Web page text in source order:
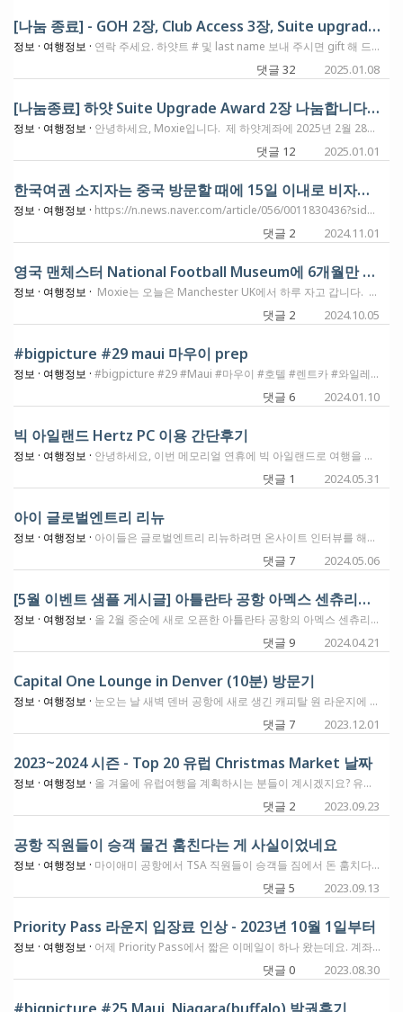
[나눔 종료] - GOH 2장, Club Access 3장, Suite upgrade 3장 - 마카다 2025년 2월28일 만료
정보 · 여행정보 · 연락 주세요. 하얏트 # 및 last name 보내 주시면 gift 해 드리겠습니다. 감사합니다. UPDATE - (AS OF 1/11/25) SUITE UPGRADE AWARD 나눔 완료 GUEST OF HONOR 나눔 완료 CLUB ACCESS 3 장 나눔 가능합니다.
댓글 32 2025.01.08
[나눔종료] 하얏 Suite Upgrade Award 2장 나눔합니다 - 2025년 2월 28일까지
정보 · 여행정보 · 안녕하세요, Moxie입니다. 제 하얏계좌에 2025년 2월 28일까지 사용 가능한 Suite Upgrade Award가 2장이 있습니다. 필요하신분 두분께 선착순으로 보내 드리겠습니다. 댓글로 먼저 필요하시다고 알려주시고, 저에게 쪽지로 WOH 회원번호와 Last Name 알려주시면 되겠습니다. 이렇게 받으시는 업글권으로 다녀오셔서 어떤 스윗으로 업그레이드가 되셨는지 사진도 좀 보여주시고요. 감사합니다.
댓글 12 2025.01.01
한국여권 소지자는 중국 방문할 때에 15일 이내로 비자가 면제된다고 합니다
정보 · 여행정보 · https://n.news.naver.com/article/056/0011830436?sid=104 안녕하세요, 해당되는 분이 계실런지 모르겠지만 중국을 15일 이내 방문한다면 11월 8일부터 내년 12월 31일까지 무비자로 방문이 가능하다고 합니다. 이렇게되면 일본처럼 코로나19 격리해제 이후 항공권이나 숙박비가 인상될 가능성이 있다고 생각합니다.
댓글 2 2024.11.01
영국 맨체스터 National Football Museum에 6개월만 전시중인 Park Avenue (박지성 전시관)
정보 · 여행정보 · Moxie는 오늘은 Manchester UK에서 하루 자고 갑니다. 어제 에딘버러에서 기차타고 맨체스터로 왔고요. 오전 도착으로 계획했기에 오후에 재미있는 몇곳을 다녀볼 수 있었습니다. National Football Museum에 다녀왔는데요. 전세계 축구, 영국 축구의 역사를 잘 볼 수 있었던 경험이였어요. 잘 보고 있다가 3층에있는 특볋 전시관에 가봤는데, 눈에 익은 반가운 얼굴이 있어서 사진 많이 찍어왔습니다. (전체사진은 여행기에서 보시기로 하고요) 매 6개월마다 주제가 바뀌는 3층 전시관에 오는 12월말까지 박지성 특별로 Park Avenue를 만들어 놨습니다. 박지성에 대한 몇가지가 있어요. Fried Chicken은 어쩔... ㅎㅎ 왜 박 삶 이라고 하는지는 솔직히 모르겠는데요. 영국사람들의 축구사랑과 그 한복판에서 활약했던 박지성선수의 명성을 볼 수 있던 좋은 경험이였다고 생각해요. 입장료가 16파운드 ($20)인데... 처음엔 좀 비싸구나 했다가, 꽤 많은것을 볼 수 있었던 곳이여서 가치를 했다고나 할까요? 참, 이렇게 구매하는 16파운드 입장료는 구매일로부터 12개월동안 재사용 가능하다고 합니다. 이게 양도가 되는지는 모르겠는데, 이메일과 이름 알고 있고 QR코드로 티켓이 있으니까.. 어쩌면 양도도 가능하겠다는 생각을 해 봅니다. ㅎ 전체적인 박물관의 모습은 돌아가서 여행 후기에서 보실수 있게 정리할게요. 오늘 오후에는 런던으로 기차이동을 할 예정입니다.
댓글 2 2024.10.05
#bigpicture #29 maui 마우이 prep
정보 · 여행정보 · #bigpicture #29 #Maui #마우이 #호텔 #렌트카 #와일레아 #안다즈 #하얏리젠시 이미 작년 가을에, 올해 24년 여름 마우이행 티켓을 미리 준비했습니다. 아래 글 보시면 간략한 항공권 발권 후기를 올려두었습니다. #bigpicture #25 Maui, Niagara(buffalo) 발권후기 뭐 벌써 부터 준비하느냐고 호들갑이냐라고 하시는분도 있겠지만, 제가 있는 중부에서는 정말 표구하기가 어렵습니다. 특히 직항표는요. 저희 가족은 이제 직항이 아니면 안가려고 합니다. 마일 보너스 P1이신분들은 이해 하실 겁니다. 환승표는 나중에 환승 스트레스가 장난아니죠. (이만 고생한 티는 그만내고요~) 여행의 3박자는, 항공권-호텔-현지교통(렌트카) 라고 봅니다. 사실상 여행예산의 60-70%를 차지하구요. 저희 플막 멤버들은 돈내고 안다니니, 큰 의미가 없겠네요. '여행은 돈내고 하는게 아니죠'~ 포인트 마일 크레딧으로 하셔야 합니다. 패러다임 변화가 있어야죠~ 지난번에 마우이행 항공권 해결을 했구요. 그 다음에 저는 보통 호텔을 예약합니다. 작년 여름에 Bilt로 글로벌달고, UR대란때 포인트 끌어모아서, 하얏을 준비했습니다. 일단 호텔을 리서치 해보시면 알게지만, 화재가 난 라하이나 지역에 하얏리젠시 Hyatt Regency Maui가 있고요, 와일레아에 안다즈 Andaz Maui 가 있습니다. 예약하려 하는데, 둘다 standard rate 이 안보입니다. 묻고 찾아서 해결 했습니다. 최소 3박 예약을 해야 저렴이 방이 나옵니다 ㅠ pts와 revenue 스플릿 페이로 예약하면, 예약 가능하구요. Chat으로 나머지 안쓰는 날을 날리면 deposit까지 깔끔하게, 포인트숙박으로 예약이 됩니다. ㅠ 가족들에게 공청회를 합니다. 한호텔에서 다 지낼건지, 여기저기 다른 호텔 가볼건지. 이제 다들 경험이 있어서, 여러개를 가보고 싶어하네요. 그래서 그랜드 와일레아 (힐튼) Grand Wailea 도 예약합니다. 제 숙박권은 일단 한장^^ 하루만 잡고, 나머지 하루는 가족 숙박권을 씁니다. (얼마전에 힐튼 타인숙박권 쓰는법 참고하세요~) #bigtips #2 힐튼 숙박권 3자 예약/투숙 하루는 왈도프(그랜드와일레아)와 안다즈 숙박이 겹칩니다. ㅋ 아침은 안다즈 가서 먹고, 왈도프에서 물놀이 하려고 합니다. 이제 마지막 현지교통입니다. 생각보다 공항에서 호텔까지 머네요. 우버타고 다닐까 하다가 렌트카 예약들어갑니다. 보통 리저브로 50% 포인트 차감더해서 (실제로 33%할인) 예약을 했습니다. 그사이에 VentureX 카드가 하나더 열렸습니다. 오예~ 포인트 예약 취소하고 (취소 수수료 없죠~) 다시 ventureX 크레딧으로 예약합니다. (여행은 돈주고 하는게 아닙니다~) 사진도 없고 큰 감동이 없는 글이지만 잘 봐주셔서 감사합니다. 다녀오면 사진으로 감동 드리겠습니다. 이상 빅픽처~
댓글 6 2024.01.10
빅 아일랜드 Hertz PC 이용 간단후기
정보 · 여행정보 · 안녕하세요, 이번 메모리얼 연휴에 빅 아일랜드로 여행을 다녀았습니다. AMEX 플랫으로 Hertz PC 가 있어서 차를 예약하고 갔는데요 앞서 다녀오신 분들 후기를 보면, 여기 Hertz는 작아서 PC 혜택이 없다고 하시더라구요 그래서 아무 기대없이 그냥 갔는데 차에서 내리니 PC 리스트를 게시판에 적어놓고 거기에 자기 이름이 있으면 거기 써 있는대로 그냥 가서 차를 골라가면 된다고 하더라구요 저도 제 이름이 있어서 그 중에 맘에 드는 SUV를 골라서 나왔습니다. 그럴 줄 알았으면 예약을 Intermediate 으로 하는 것인데, PC 도 차를 못 고른다기에 SUV로 예약했는데 조금 아쉽더라구요. 앞으로 빅 아일랜드 Hertz 가시는 경우 PC 이시면 참고하시라고 알려드립니다. 이상 간단 정보였습니다.....^^
댓글 1 2024.05.31
아이 글로벌엔트리 리뉴
정보 · 여행정보 · 아이들은 글로벌엔트리 리뉴하려면 온사이트 인터뷰를 해야만 하는데요. 인터뷰 예약 한번 취소하고 나니 인터뷰 가능한 날이 볼때마다 없더라고요. 까맣게 잊고 있었는데 갑자기 자동으로 리뉴되었다는 이메일이 왔습니다. 이게 왠 횡재인지... ㅋㅋㅋ
댓글 7 2024.05.06
[5월 이벤트 샘플 게시글] 아틀란타 공항 아멕스 센츄리온 라운지 위스키바 (Whisky Bar)
정보 · 여행정보 · 올 2월 중순에 새로 오픈한 아틀란타 공항의 아멕스 센츄리온 라운지를 3월에 다녀와서 리뷰를 남긴적이 있습니다. 첫방문시에는 시간이 넉넉하지 않아서, 이곳에 잘 만들어 놓은 위스키바의 정체를 잘 모르고 그냥 나왔어야 했는데요. 그 다음주에 가서 제대로 한번 즐기고 왔기에 업데이트 합니다. 라운지에 메인 Bar와는 다른곳에 이런 사인이 있고요. 이렇게 약간은 약식의 미니바가 있습니다. 여기가 위스키바예요. 위스키의 메뉴가 따로 있기는 한데, 그때그때 바텐더가 그날 가능한 메뉴에 없는것도 추천을 해주는것 같습니다. 제가 두번째 방문해서 추천받은것은 Aberfeldy Single Malt 12년산 아주 맛있습니다. 이날은 이곳을 꼭 가서 즐겨보려고, 비행기 출발시간 3시간전에 라운지에 딱 맞춰 들어갔어요. 초저녁 비행이라서 준비되는 음식도 지난번 아침비행과는 달랐고요. 상당히 맛이 좋았습니다. 일단 위에 보신 12년산은 제가 다 비웠고요. ㅎ 호기심에 바텐더에게 이 바에서 가장 비싼 위스키가 어떤것이냐고 물었더니 이것을 보여줍니다. 검색으로는 한병에 $130~$200 정도 하는것으로 나와요. 아멕스 플래티넘 카드로는 안되고, 센츄리온 카드가 있어야 무료로 마실수 있다고 하네요. 이곳에는 이렇게 훌륭한 위스키바가 준비되어 있으니, 아틀란타 공항에서 출발하시거나, 거쳐 가시는 여행객들께서는 시간 넉넉히 두시고 가보세요. (언제 환승을 하면서 가봐야겠어요. ㅋ) 아래 포스팅에 Whisky Bar 내용을 업데이트 해 놨습니다. https://flywithmoxie.com/the-centurion-lounge-review-hartsfield-jackson-atlanta-international-airport-atl/ JFK 센츄리온 라운지에는 1850 Bar가 있어서 그들만의 에스프레소 마티니를 즐길수 있지만, ATL 센츄리온 라운지에는 이렇게 멋진 위스키바가 생겨났습니다. (제가 위스키를 좀 좋아하긴 하는데요. 그래서 지난 한국 방문시에 갔던곳이 있습니다. 아직 그당시 한국 방문에 다녀왔던곳들을 정리하지 못했는데, 언젠가 그 포스팅이 준비될때, 거기에서 보여드릴게요.) 리퍼럴 링크: 체이스 사파이어 프리퍼드 카드
댓글 9 2024.04.21
Capital One Lounge in Denver (10분) 방문기
정보 · 여행정보 · 눈오는 날 새벽 덴버 공항에 새로 생긴 캐피탈 원 라운지에 들러봤습니다. 시간이 없어 10분밖에 못 머물러서 내용이 부실한 점 양해바랍니다 ㅠㅠ 오전 5시부터 문을 여는데, 미국답게 정시에 열지않고 5분쯤 지나서야 열더군요. Concourse A의 메자닌 레벨에 위치하고 있습니다. 사진에서 보시는 바와 같이 사람들이 줄지어서 기다리고 있는데, 에스컬레이터 아래에서 대기하게 하고 한 팀씩 위로 올려보내서 체크인을 했습니다. 위쪽에 줄 서 있을 공간이 부족해서 그런 모양인데, 한 팀 체크인 하고 아래에서 다음 팀 올려보내고...... 하니까 시간이 지체되어 5시 25분부터 보딩인 제 입장에선 급한 마음에 짜증이 좀 났습니다. 저희 차례가 되어 와이프의 벤쳐엑스 카드와 보딩패스를 보여주고서 입장했습니다. 오픈한지 며칠 안된 새 라운지답게 페인트 냄새 같은 게 좀 납니다. 물, 콜라 등등 음료수 나오는 기계입니다. 급하게 찍느라 사진이 흔들렸네요. 맥주와 각종 칵테일을 만들어주는 바도 있습니다. 음식 사진 나갑니다. 테이블당 간격도 넉넉합니다. 이용객이 많지 않아서 여유로운 편이었고 음식도 센추리온 보다 낫다고 여겨졌습니다. 샤워실도 있지만 이용은 못 해봤습니다. 다만 화장실이 모두 유니섹스용이어서 불편해하는 사람들도 있는 것 같았습니다. 좀더 둘러보고 싶었지만 시간 관계상 나와야 했고, 다음 번에 제대로 라운지를 즐겨야겠다고 생각했습니다. 센추리온 라운지만큼 훌륭한 라운지가 하나 더 생겨서 기쁜 마음에 간략하게나마 적어봤습니다.
댓글 7 2023.12.01
2023~2024 시즌 - Top 20 유럽 Christmas Market 날짜
정보 · 여행정보 · 올 겨울에 유럽여행을 계획하시는 분들이 계시겠지요? 유럽의 각 도시에는 그들만의 Christmas Market을 여는데요. 각 마켓마다 독특한 특징이 있기도 할텐데요. 오늘 여행정보는, 2023~2024년 유럽 여행지의 Top 20 Christmas Market을 여는 날짜를 나눠보도록 하겠습니다. City, Country Dates 1 Copenhagen, Denmark 11/17~12/31 2 Prague, Czech Republic 12/3~1/6 3 Edinburg, Scotland 11/17~1/6 4 Vienna, Austria 11/11~12/26 5 Budapest, Hungary 11/18~1/1 6 Tallinn, Estonia 12/1~1/7 7 Berlin, Germany 11/20~1/1 8 Krakow, Poland 11/24~12/26 9 Brussels, Belgium 11/24~12/31 10 Dusseldorf, Germany 11/23~12/30 11 Basel, Switzerland 11/23~12/23 12 Malaga, Spain 11/25~1/6 13 Zagreb, Croatia 12/2~1/7 14 Munich, Germany 11/27~12/24 15 Paris, France 11/24~12/24 16 Cologne, Germany 11/23~12/23 17 Rome, Italy 12/8~1/6 18 London, England 11/17~1/1 19 Dublin, Ireland 12/8~12/21 20 Strasbourg, France 11/24~12/24 위에 적혀있는 랭킹은 숫자에 불과할 수 있을것 같고요. 겨울에 눈오는 유럽에서 크리스마스 마켓이라면 어디라도 좋지 않을까요? 각 도시에서 펼쳐지는 마켓은 한곳만 하는것은 아닌것으로 보입니다. 코펜하겐의 경우만 보더라도, 도시에서 몇개의 다른 마켓이 각각의 다른 날짜에 오픈을 해요. 예를 들면 이렇게... King’s New Square Christmas Market (Julemarked Kongens Nytorv): Nov 3 – Dec 21, 2023 High Bridge Square Christmas Market (Julemarked Højbro Plads): Nov 3 – Dec 21, 2023 Christmas in Tivoli: Nov 17 – Dec 31, 2023 HC Andersen Christmas Market (Julemarked HC Andersen): Nov 17 – Dec 21, 2023 이런 이유로 여행지에 가실때 사전 검색으로 한번 일정을 잡아보시면 즐거운 추억을 만드실수 있을듯 해요. 이미 이곳으로 일정을 잡으신 분들께서는 가실수 있는가 확인하시면 좋을것 같고요. 크리스마스를 멋진 유럽의 마을에서 보내시고 싶으신 분들께서는, 소지하신 포인트/마일을 잘 이용해서 계획을 해 보시는것도 좋을것 같습니다. 저는 이 시기에 홋카이도 여행일정과 한국 방문의 일정이 있고, 매년 겨울에 눈 오는곳으로 여행계획을 하고 싶은 생각에 글 남겨봅니다. 올 겨울엔 여러분들은 어디에 가실 계획이신가요? 감사합니다.
댓글 2 2023.09.23
공항 직원들이 승객 물건 훔친다는 게 사실이었네요
정보 · 여행정보 · 마이애미 공항에서 TSA 직원들이 승객들 짐에서 돈 훔치다 걸렸다는군요. 누굴 믿어야 하나... 진짜 어이가 없네요... https://wsvn.com/news/local/miami-dade/surveillance-video-at-mia-captures-2-tsa-officers-accused-of-stealing-from-passengers/
댓글 5 2023.09.13
Priority Pass 라운지 입장료 인상 - 2023년 10월 1일부터
정보 · 여행정보 · 어제 Priority Pass에서 짧은 이메일이 하나 왔는데요. 계좌 연결되어있는 분들께서는 받으셨을거예요. 오는 10월 1일부터, Priority Pass 라운지 입장료가 기존의 $32에서 $35로 인상됩니다. 저희는 크레딧카드 혜택으로 받는 PP카드로 입장을 하기에 이변화를 크게 못느낄듯 하긴 한데요. PP카드의 무료 게스트 입장 인원수를 넘는 범위에서 이용하시는 분들께는 이 변화가 중요할듯 합니다. 대부분의 PP카드로 들어갈 수 있는 라운지들의 음식이나 시설들이 다른 라운지들에 비해 떨어지는것은 사실이긴 합니다만, 이번에 이 가격이 올라가게 되었습니다. 조금 더 좋아지려나요? ㅋ PP카드 사용해보신 분들께서는 아시겠지만, 무료 입장이라 하더라도 PP카드로 긁고 사인하고 들어가잖아요? 그럴때 카드회사에 청구하는 금액이 $35로 올라갔다고 생각하시는게 맞을듯 해요. 즐거운 여행 되세요.
댓글 0 2023.08.30